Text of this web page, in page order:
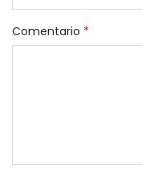
Comentario *